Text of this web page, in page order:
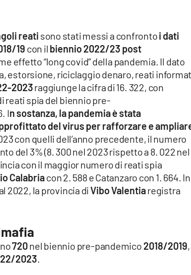
reati sono stati messi a confrontoi dati
19 con il biennio 2022/23 post
effetto “long covid” della pandemia. Il dato
estorsione, riciclaggio denaro, reati
2023raggiunge la cifra di 16. 322, con
reati spia del biennio pre-
In sostanza, la pandemia è stata
del virus per rafforzare e
con quelli dell’anno precedente, il numero
del 3% (8. 300 nel 2023 rispetto a 8. 022 nel
con il maggior numero di reati spia
Calabriacon 2. 588 e Catanzaro con 1. 664. In
2022, la provincia diVibo Valentiaregistra
720nel biennio pre-pandemico 2018/2019,
2023.